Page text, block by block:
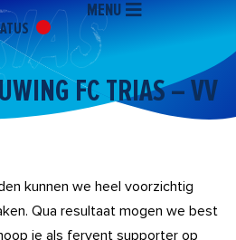
MENU
FC TRIAS – VV
kunnen we heel voorzichtig
Qua resultaat mogen we best
je als fervent supporter op